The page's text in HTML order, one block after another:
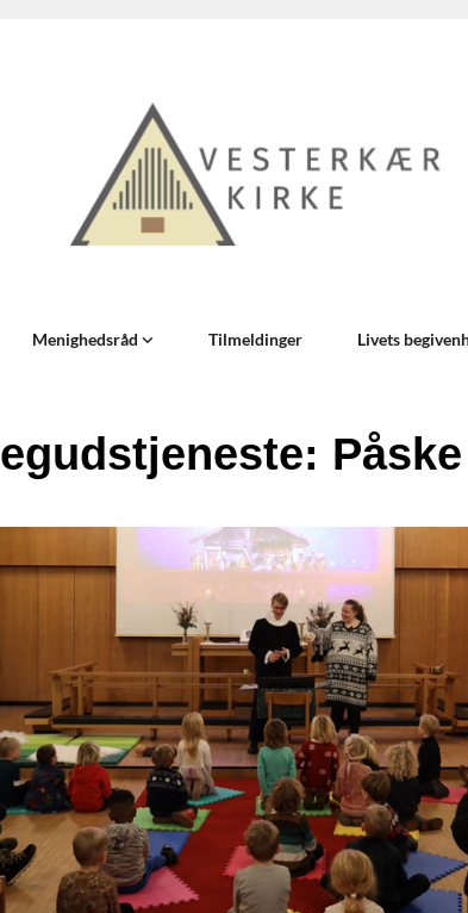
Menighedsråd Tilmeldinger Livets
Påske